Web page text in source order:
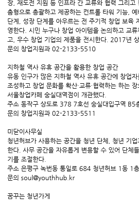
장, 재도전 지원 등 인프라 간 교류와 협력 그리고
춤형으로 총괄하고 제공하는 컨트롤 타워 기능,
단계, 성장 단계를 아우르는 전 주기적 창업 보육
영한다. 시민 누구나 창업 아이템을 논의하고 교
고, 우수 창업 기업의 제품을 전시한다. 2017년
문의 창업지원과 02-2133-5510
지하철 역사 유휴 공간을 활용한 창업 공간
유동 인구가 많은 지하철 역사 유휴 공간에 창업자
조성하고 창업 문화를 확산·교류·협력하는 하는
서울창업카페 숭실대역점이 개관했다.
주소 동작구 상도로 378 7호선 숭실대입구역 B5
문의 창업지원과 02-2133-5511
미닫이사무실
청년허브가 사용하는 공간을 청년 단체, 청년 기
한다. 사무 공간을 자유롭게 변용할 수 있어 단체
기를 조절한다.
주소 은평구 녹번동 통일로 684 청년허브 1동 1층
문의 soul@youthhub.kr
꿈꾸는 청년가게